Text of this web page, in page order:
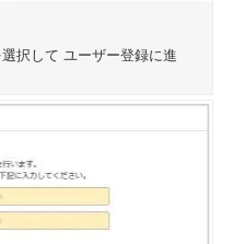
択して ユーザー登録に進